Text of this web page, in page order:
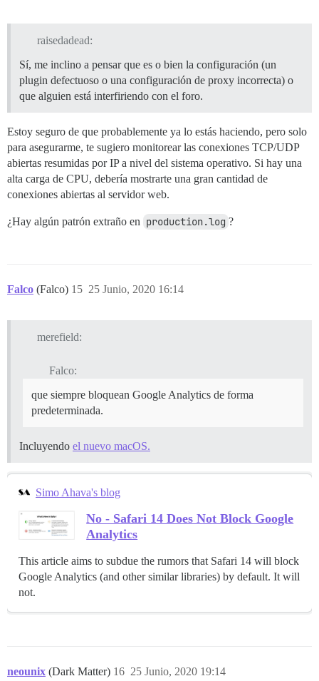
raisedadead:
Sí, me inclino a pensar que es o bien la configuración (un
plugin defectuoso o una configuración de proxy incorrecta) o
que alguien está interfiriendo con el foro.
Estoy seguro de que probablemente ya lo estás haciendo, pero solo
para asegurarme, te sugiero monitorear las conexiones TCP/UDP
abiertas resumidas por IP a nivel del sistema operativo. Si hay una
alta carga de CPU, debería mostrarte una gran cantidad de
conexiones abiertas al servidor web.
¿Hay algún patrón extraño en production.log ?
Falco (Falco) 25 Junio, 2020 16:14
15
merefield:
Falco:
que siempre bloquean Google Analytics de forma
predeterminada.
Incluyendo el nuevo macOS.
Simo Ahava's blog
No - Safari 14 Does Not Block Google
Analytics
This article aims to subdue the rumors that Safari 14 will block
Google Analytics (and other similar libraries) by default. It will
not.
neounix (Dark Matter) 25 Junio, 2020 19:14
16